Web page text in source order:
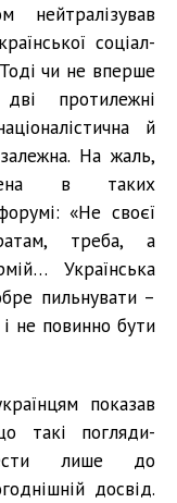
нейтралізував
соціал-
чи не вперше
протилежні
й
На жаль,
в таких
«Не своєї
треба, а
Українська
пильнувати –
і не повинно бути
показав
такі погляди-
лише до
досвід.